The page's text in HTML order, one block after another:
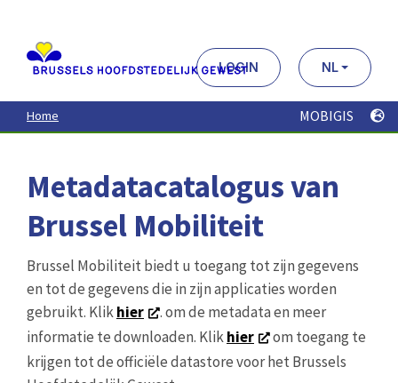
contenu
principal
LOGIN NL
Home MOBIGIS
Metadatacatalogus van
Brussel Mobiliteit
Brussel Mobiliteit biedt u toegang tot zijn gegevens
en tot de gegevens die in zijn applicaties worden
gebruikt. Klikhier
. om de metadata en meer
informatie te downloaden. Klikhier
om toegang te
krijgen tot de officiële datastore voor het Brussels